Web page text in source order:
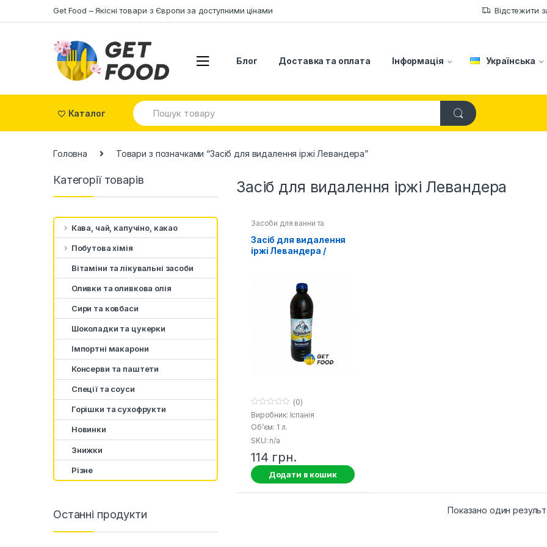
Skip to navigation
Skip to contentGet Food – Якісні товари з Європи за доступними цінами Відстежити
Блог Доставка та оплата Інформація Українська
Каталог
S
e
h
o
Головна Товари з позначками “Засіб для видалення іржі Левандера”
Засіб для видалення іржі Левандера
Засоби для ванни та
, Новинки
хімія
Засіб для видалення
іржі Левандера /
0
o
u
o
5
(0)
Виробник: Іспанія
Об’єм: 1 л.
SKU: n/a
114 грн.
Додати в кошик
Показано один
Категорії товарів
Кава, чай, капучіно, какао
Побутова хімія
Вітаміни та лікувальні засоби
Оливки та оливкова олія
Сири та ковбаси
Шоколадки та цукерки
Імпортні макарони
Консерви та паштети
Спеції та соуси
Горішки та сухофрукти
Новинки
Знижки
Різне
Останні продукти